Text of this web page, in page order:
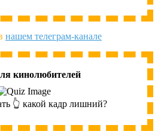
нашем телеграм-канале
кинолюбителей
👆 какой кадр лишний?